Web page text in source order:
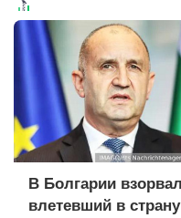
В Болгарии
влетевший в